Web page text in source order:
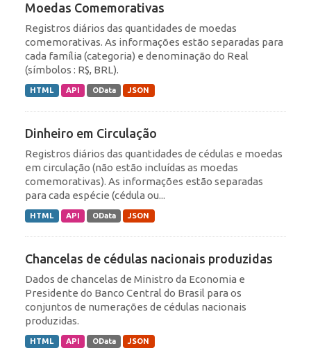
Moedas Comemorativas
Registros diários das quantidades de moedas
comemorativas. As informações estão separadas para
cada família (categoria) e denominação do Real
(símbolos : R$, BRL).
HTML API OData JSON
Dinheiro em Circulação
Registros diários das quantidades de cédulas e moedas
em circulação (não estão incluídas as moedas
comemorativas). As informações estão separadas
para cada espécie (cédula ou...
HTML API OData JSON
Chancelas de cédulas nacionais produzidas
Dados de chancelas de Ministro da Economia e
Presidente do Banco Central do Brasil para os
conjuntos de numerações de cédulas nacionais
produzidas.
HTML API OData JSON